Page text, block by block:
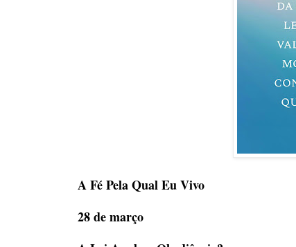
A Fé Pela Qual Eu Vivo
28 de março